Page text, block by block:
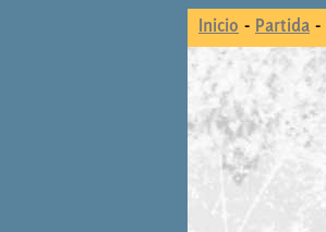
Inicio - Partida -